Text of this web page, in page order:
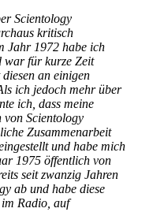
Scientology
kritisch
Jahr 1972 habe ich
war für kurze Zeit
an einigen
ich jedoch mehr über
ich, dass meine
von Scientology
Zusammenarbeit
und habe mich
1975 öffentlich von
seit zwanzig Jahren
ab und habe diese
Radio, auf